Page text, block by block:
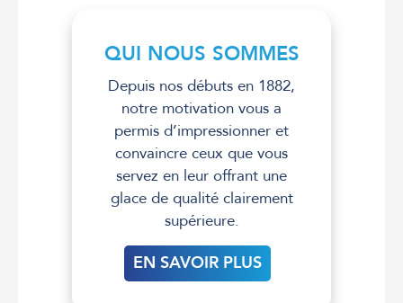
QUI NOUS SOMMES
Depuis nos débuts en 1882,
notre motivation vous a
permis d’impressionner et
convaincre ceux que vous
servez en leur offrant une
glace de qualité clairement
supérieure.
EN SAVOIR PLUS